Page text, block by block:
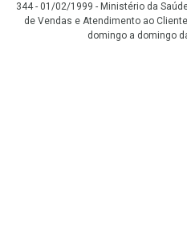
344 - 01/02/1999 - Ministério da
de Vendas e Atendimento ao
domingo a domingo